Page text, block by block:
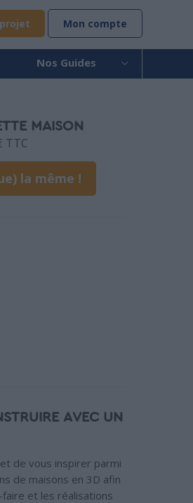
Mon compte
Nos Guides
MAISON
TTC
la même !
AVEC UN
de vous inspirer parmi
de maisons en 3D afin
et les réalisations